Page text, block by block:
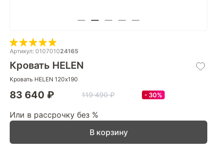
Артикул: 010701024165
Кровать HELEN
Кровать HELEN 120х190
83 640 ₽ 119 490 ₽ 30%
Или в рассрочку без %
В корзину